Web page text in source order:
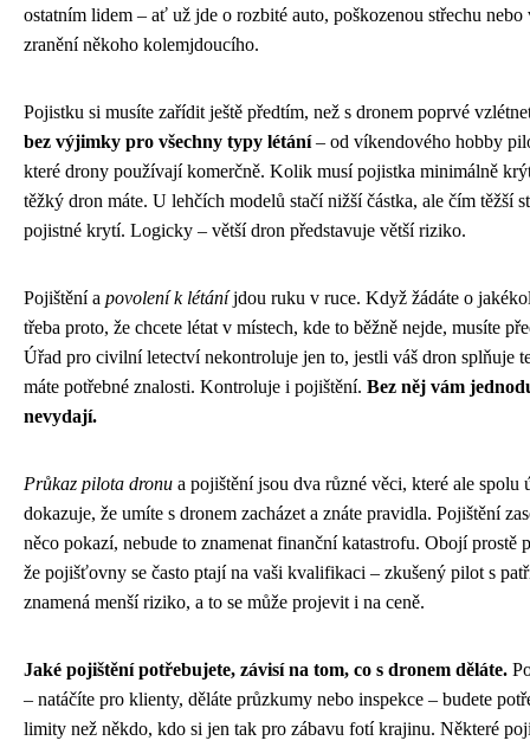
ostatním lidem – ať už jde o rozbité auto, poškozenou střechu
zranění někoho kolemjdoucího.
Pojistku si musíte zařídit ještě předtím, než s dronem poprvé
bez výjimky pro všechny typy létání– od víkendového hobby
které drony používají komerčně. Kolik musí pojistka minimálně
těžký dron máte. U lehčích modelů stačí nižší částka, ale čím těžší
pojistné krytí. Logicky – větší dron představuje větší riziko.
Pojištění a povolení k létáníjdou ruku v ruce. Když žádáte o
třeba proto, že chcete létat v místech, kde to běžně nejde, musíte
Úřad pro civilní letectví nekontroluje jen to, jestli váš dron splňuje
máte potřebné znalosti. Kontroluje i pojištění. Bez něj vám
nevydají.
Průkaz pilota dronu a pojištění jsou dva různé věci, které ale spolu
dokazuje, že umíte s dronem zacházet a znáte pravidla. Pojištění
něco pokazí, nebude to znamenat finanční katastrofu. Obojí prostě
že pojišťovny se často ptají na vaši kvalifikaci – zkušený pilot s
znamená menší riziko, a to se může projevit i na ceně.
Jaké pojištění potřebujete, závisí na tom, co s dronem děláte.
– natáčíte pro klienty, děláte průzkumy nebo inspekce – budete
limity než někdo, kdo si jen tak pro zábavu fotí krajinu. Některé